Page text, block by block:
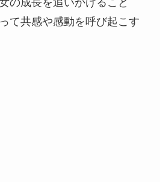
て共感や感動を呼び起こす